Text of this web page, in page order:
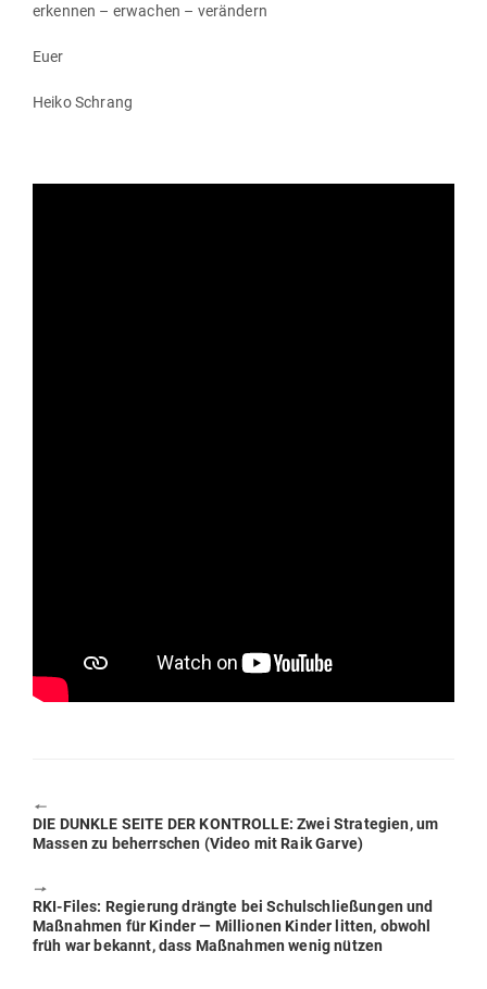
erkennen – erwachen – verändern
Euer
Heiko Schrang
🠔
Previous
post:
DIE DUNKLE SEITE DER KON­TROLLE: Zwei Stra­tegien, um
Massen zu beherr­schen (Video mit Raik Garve)
🠖
Next
post:
RKI-Files: Regierung drängte bei Schul­schlie­ßungen und
Maß­nahmen für Kinder — Mil­lionen Kinder litten, obwohl
früh war bekannt, dass Maß­nahmen wenig nützen